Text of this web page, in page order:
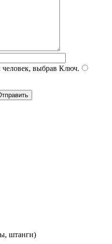
выбрав Ключ.
штанги)